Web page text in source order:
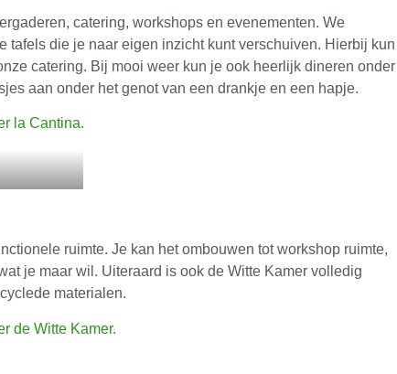
catering, workshops en evenementen. We
tafels die je naar eigen inzicht kunt verschuiven. Hierbij kun
catering. Bij mooi weer kun je ook heerlijk dineren onder
aan onder het genot van een drankje en een hapje.
la Cantina.
ruimte. Je kan het ombouwen tot workshop ruimte,
je maar wil. Uiteraard is ook de Witte Kamer volledig
materialen.
de Witte Kamer.